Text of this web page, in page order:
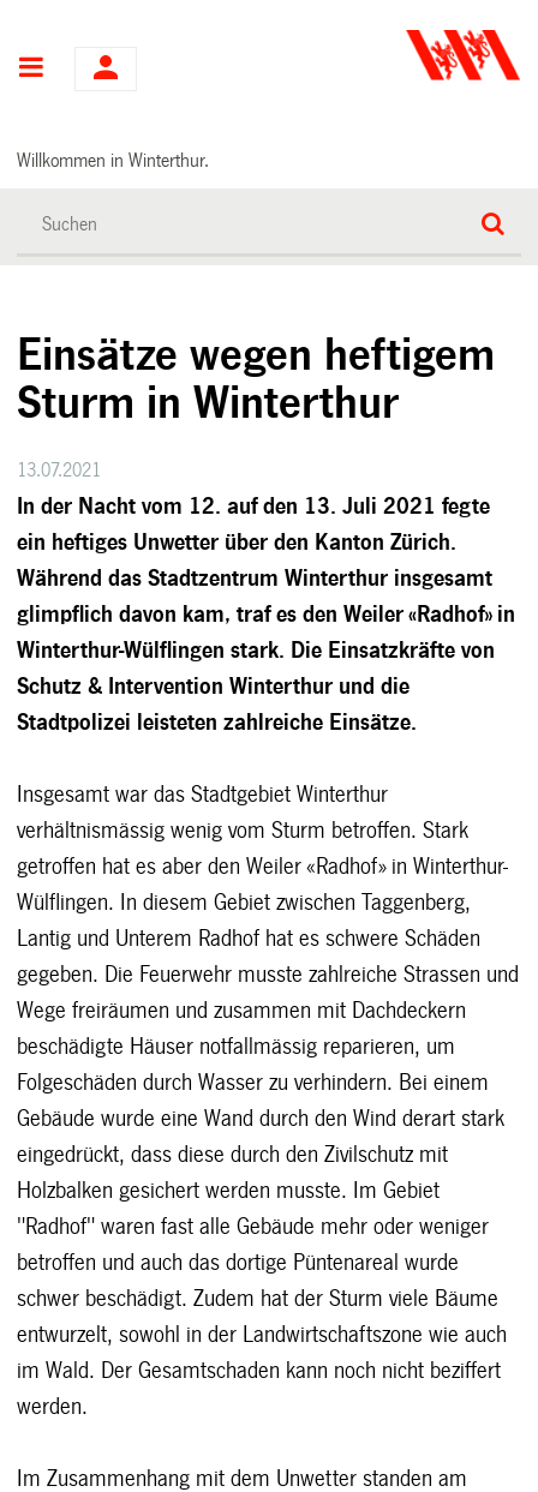
Hauptnavigation
Willkommen in Winterthur.
Einsätze wegen heftigem
Sturm in Winterthur
13.07.2021
In der Nacht vom 12. auf den 13. Juli 2021 fegte
ein heftiges Unwetter über den Kanton Zürich.
Während das Stadtzentrum Winterthur insgesamt
glimpflich davon kam, traf es den Weiler «Radhof» in
Winterthur-Wülflingen stark. Die Einsatzkräfte von
Schutz & Intervention Winterthur und die
Stadtpolizei leisteten zahlreiche Einsätze.
Insgesamt war das Stadtgebiet Winterthur
verhältnismässig wenig vom Sturm betroffen. Stark
getroffen hat es aber den Weiler «Radhof» in Winterthur-
Wülflingen. In diesem Gebiet zwischen Taggenberg,
Lantig und Unterem Radhof hat es schwere Schäden
gegeben. Die Feuerwehr musste zahlreiche Strassen und
Wege freiräumen und zusammen mit Dachdeckern
beschädigte Häuser notfallmässig reparieren, um
Folgeschäden durch Wasser zu verhindern. Bei einem
Gebäude wurde eine Wand durch den Wind derart stark
eingedrückt, dass diese durch den Zivilschutz mit
Holzbalken gesichert werden musste. Im Gebiet
"Radhof" waren fast alle Gebäude mehr oder weniger
betroffen und auch das dortige Püntenareal wurde
schwer beschädigt. Zudem hat der Sturm viele Bäume
entwurzelt, sowohl in der Landwirtschaftszone wie auch
im Wald. Der Gesamtschaden kann noch nicht beziffert
werden.
Im Zusammenhang mit dem Unwetter standen am